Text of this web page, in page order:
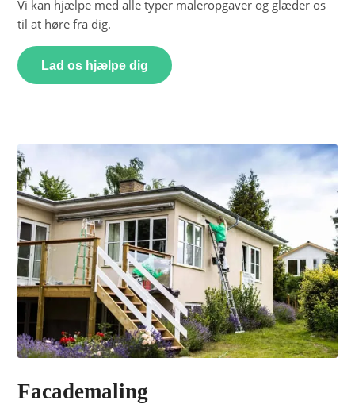
Vi kan hjælpe med alle typer maleropgaver og glæder os
til at høre fra dig.
Lad os hjælpe dig
Facademaling